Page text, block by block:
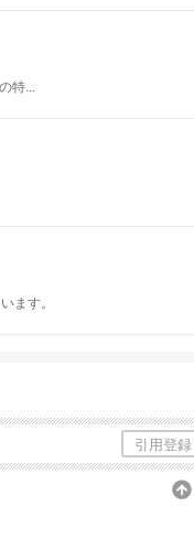
特...
ます。
引用登録